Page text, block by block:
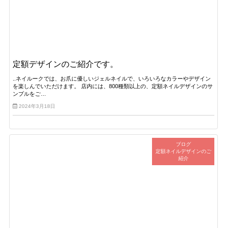
定額デザインのご紹介です。
..ネイルークでは、お爪に優しいジェルネイルで、いろいろなカラーやデザイン
を楽しんでいただけます。 店内には、800種類以上の、定額ネイルデザインのサ
ンプルをご…
2024年3月18日
ブログ
定額ネイルデザインのご
紹介